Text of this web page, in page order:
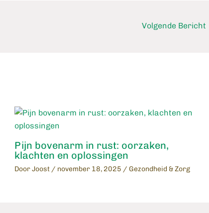
Volgende Bericht
Pijn bovenarm in rust: oorzaken,
klachten en oplossingen
Door Joost / november 18, 2025 / Gezondheid & Zorg